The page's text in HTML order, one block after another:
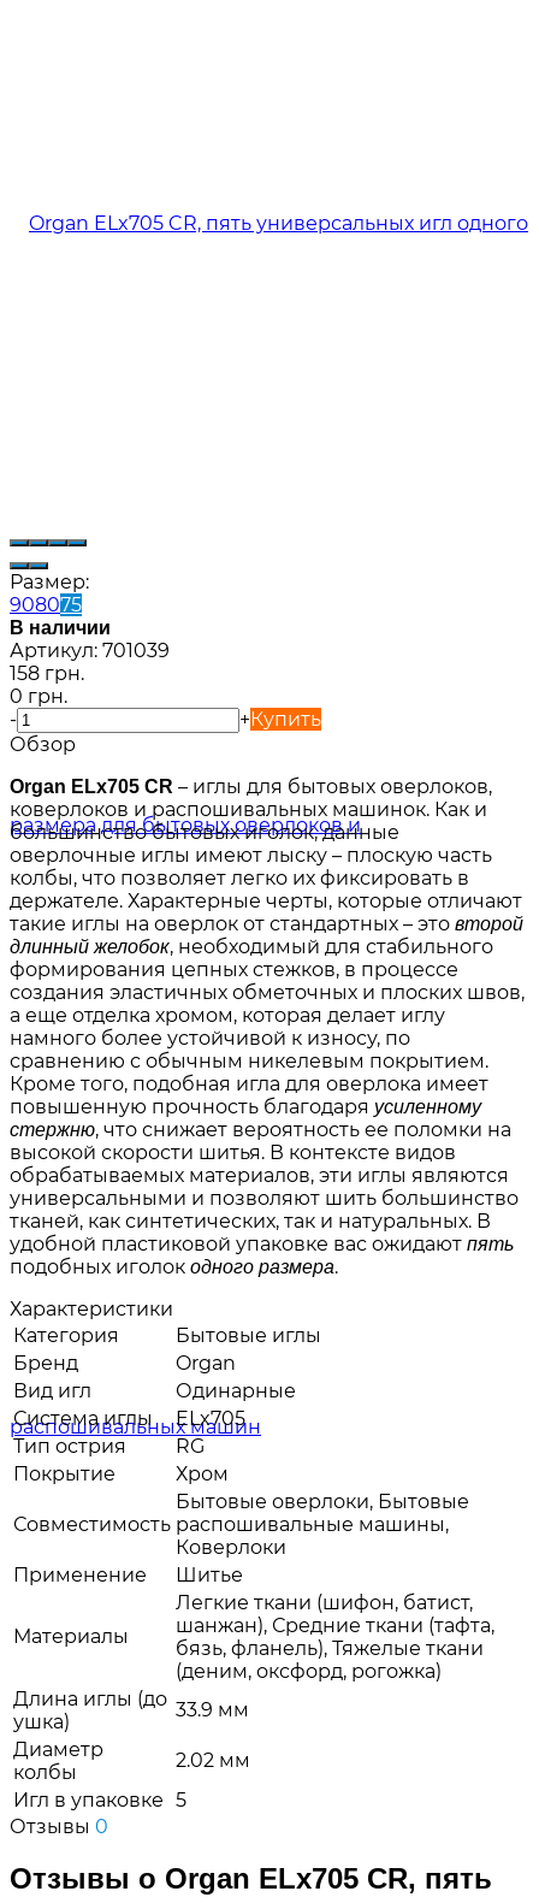
Размер:
908075
В наличии
Артикул: 701039
158 грн.
0 грн.
-
+Купить
Обзор
Organ ELx705 CR – иглы для бытовых оверлоков,
коверлоков и распошивальных машинок. Как и
большинство бытовых иголок, данные
оверлочные иглы имеют лыску – плоскую часть
колбы, что позволяет легко их фиксировать в
держателе. Характерные черты, которые отличают
такие иглы на оверлок от стандартных – это второй
длинный желобок, необходимый для стабильного
формирования цепных стежков, в процессе
создания эластичных обметочных и плоских швов,
а еще отделка хромом, которая делает иглу
намного более устойчивой к износу, по
сравнению с обычным никелевым покрытием.
Кроме того, подобная игла для оверлока имеет
повышенную прочность благодаря усиленному
стержню, что снижает вероятность ее поломки на
высокой скорости шитья. В контексте видов
обрабатываемых материалов, эти иглы являются
универсальными и позволяют шить большинство
тканей, как синтетических, так и натуральных. В
удобной пластиковой упаковке вас ожидают пять
подобных иголок одного размера.
Характеристики
Категория
Бытовые иглы
Бренд
Organ
Вид игл
Одинарные
Система иглы
ELx705
Тип острия
RG
Покрытие
Хром
Совместимость
Бытовые оверлоки, Бытовые
распошивальные машины,
Коверлоки
Применение
Шитье
Материалы
Легкие ткани (шифон, батист,
шанжан), Средние ткани (тафта,
бязь, фланель), Тяжелые ткани
(деним, оксфорд, рогожка)
Длина иглы (до
ушка)
33.9 мм
Диаметр
колбы
2.02 мм
Игл в упаковке 5
Отзывы 0
Отзывы о Organ ELx705 CR, пять